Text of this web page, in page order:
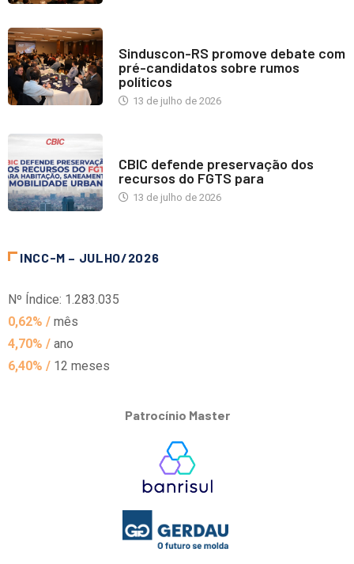
Sinduscon-RS promove debate com
pré-candidatos sobre rumos
políticos
13 de julho de 2026
CBIC defende preservação dos
recursos do FGTS para
13 de julho de 2026
INCC-M – JULHO/2026
Nº Índice: 1.283.035
0,62% / mês
4,70% / ano
6,40% / 12 meses
Patrocínio Master